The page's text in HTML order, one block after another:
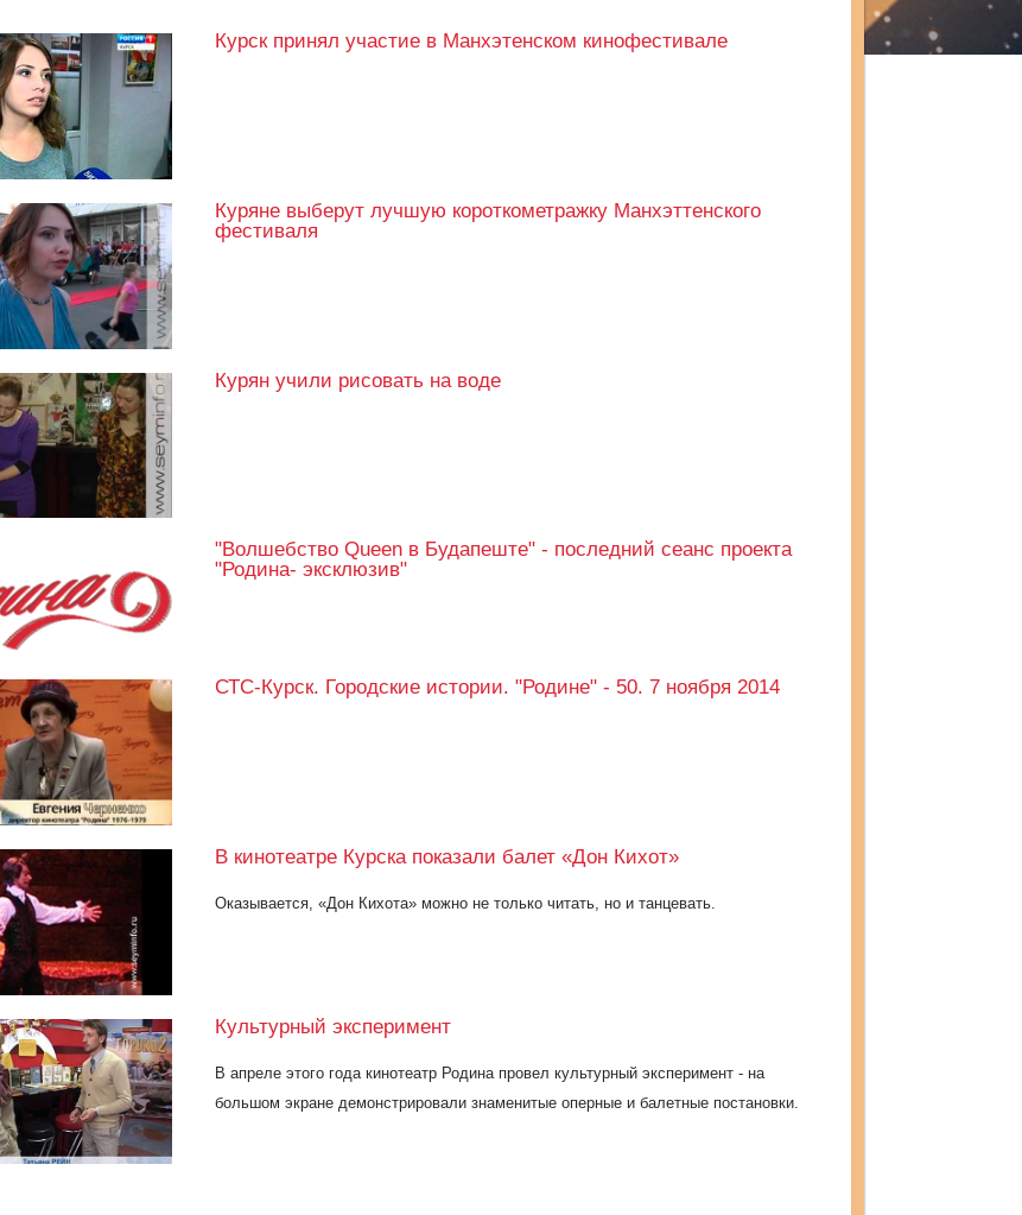
Курск принял участие в Манхэтенском кинофестивале
Куряне выберут лучшую короткометражку Манхэттенского
фестиваля
Курян учили рисовать на воде
"Волшебство Queen в Будапеште" - последний сеанс проекта
"Родина- эксклюзив"
СТС-Курск. Городские истории. "Родине" - 50. 7 ноября 2014
В кинотеатре Курска показали балет «Дон Кихот»
Оказывается, «Дон Кихота» можно не только читать, но и танцевать.
Культурный эксперимент
В апреле этого года кинотеатр Родина провел культурный эксперимент - на
большом экране демонстрировали знаменитые оперные и балетные постановки.